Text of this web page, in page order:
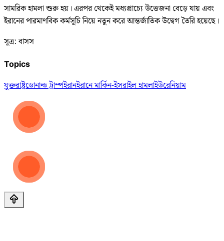
সামরিক হামলা শুরু হয়। এরপর থেকেই মধ্যপ্রাচ্যে উত্তেজনা বেড়ে যায় এবং
ইরানের পারমাণবিক কর্মসূচি নিয়ে নতুন করে আন্তর্জাতিক উদ্বেগ তৈরি হয়েছে।
সূত্র: বাসস
Topics
যুক্তরাষ্ট্রডোনাল্ড ট্রাম্পইরানইরানে মার্কিন-ইসরাইল হামলাইউরেনিয়াম